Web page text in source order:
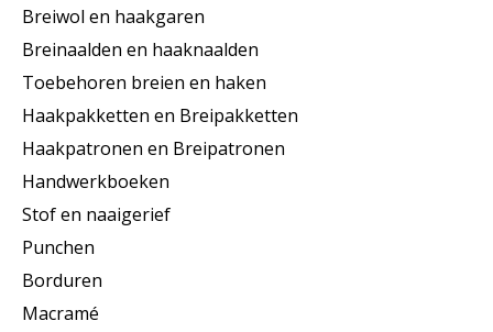
Breiwol en haakgaren
Breinaalden en haaknaalden
Toebehoren breien en haken
Haakpakketten en Breipakketten
Haakpatronen en Breipatronen
Handwerkboeken
Stof en naaigerief
Punchen
Borduren
Macramé